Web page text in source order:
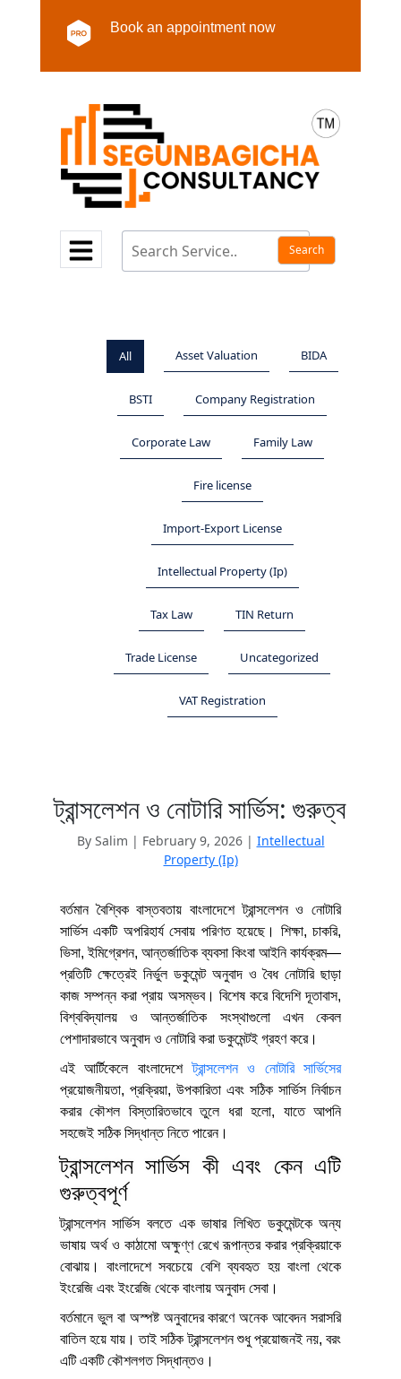
Book an appointment now
All Asset Valuation BIDA
BSTI Company Registration
Corporate Law Family Law
Fire license
Import-Export License
Intellectual Property (Ip)
Tax Law TIN Return
Trade License Uncategorized
VAT Registration
ট্রান্সলেশন ও নোটারি সার্ভিস: গুরুত্ব
By Salim | February 9, 2026| Intellectual
Property (Ip)
বর্তমান বৈশ্বিক বাস্তবতায় বাংলাদেশে ট্রান্সলেশন ও নোটারি
সার্ভিস একটি অপরিহার্য সেবায় পরিণত হয়েছে। শিক্ষা, চাকরি,
ভিসা, ইমিগ্রেশন, আন্তর্জাতিক ব্যবসা কিংবা আইনি কার্যক্রম—
প্রতিটি ক্ষেত্রেই নির্ভুল ডকুমেন্ট অনুবাদ ও বৈধ নোটারি ছাড়া
কাজ সম্পন্ন করা প্রায় অসম্ভব। বিশেষ করে বিদেশি দূতাবাস,
বিশ্ববিদ্যালয় ও আন্তর্জাতিক সংস্থাগুলো এখন কেবল
পেশাদারভাবে অনুবাদ ও নোটারি করা ডকুমেন্টই গ্রহণ করে।
এই আর্টিকেলে বাংলাদেশেট্রান্সলেশন ও নোটারি সার্ভিসের
প্রয়োজনীয়তা, প্রক্রিয়া, উপকারিতা এবং সঠিক সার্ভিস নির্বাচন
করার কৌশল বিস্তারিতভাবে তুলে ধরা হলো, যাতে আপনি
সহজেই সঠিক সিদ্ধান্ত নিতে পারেন।
ট্রান্সলেশন সার্ভিস কী এবং কেন এটি
গুরুত্বপূর্ণ
ট্রান্সলেশন সার্ভিস বলতে এক ভাষার লিখিত ডকুমেন্টকে অন্য
ভাষায় অর্থ ও কাঠামো অক্ষুণ্ণ রেখে রূপান্তর করার প্রক্রিয়াকে
বোঝায়। বাংলাদেশে সবচেয়ে বেশি ব্যবহৃত হয় বাংলা থেকে
ইংরেজি এবং ইংরেজি থেকে বাংলায় অনুবাদ সেবা।
বর্তমানে ভুল বা অস্পষ্ট অনুবাদের কারণে অনেক আবেদন সরাসরি
বাতিল হয়ে যায়। তাই সঠিক ট্রান্সলেশন শুধু প্রয়োজনই নয়, বরং
এটি একটি কৌশলগত সিদ্ধান্তও।